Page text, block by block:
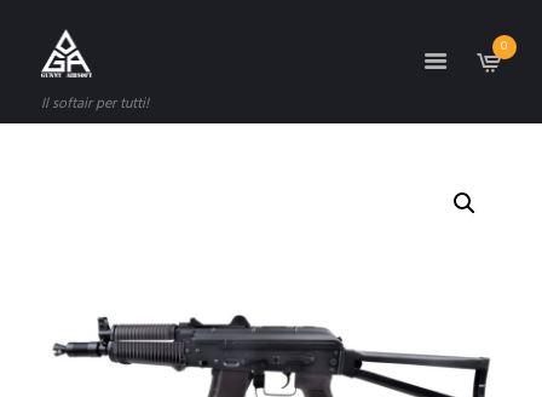
Il softair per tutti!
0